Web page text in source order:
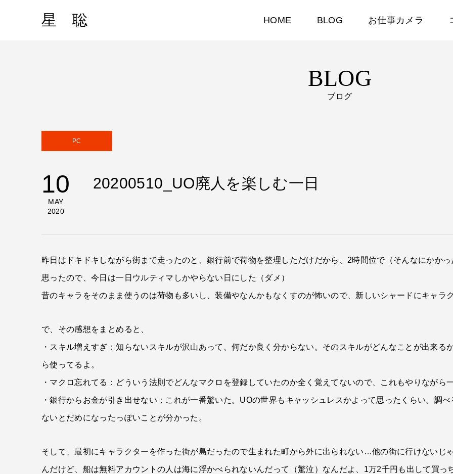
星 聡 HOME BLOG お仕事カメラ
BLOG
ブログ
PC
10
MAY
2020
20200510_UO廃人を楽しむ一日
昨日はドキドキしながら街まで走ったのと、銀行前で荷物を整理しただけだから、2時間位で（そんなにかか
思ったので、今日は一日ウルティマしかやらない日にした（ダメ）
昔のキャラをそのまま使うのは荷物も多いし、装備やなんかもなくすのが怖いので、新しいシャードにキャラ
で、その感想をまとめると、
・スキル増えすぎ：知らないスキルが沢山あって、何だか良く分からない。そのスキルがどんなことが出来
ら使ってるよ。
・マクロ忘れてる：どういう法則でどんなマクロを登録していたのか全く覚えてないので、これもやりながら
・銀行からお金が引き出せない：これが一番驚いた。UOの世界もキャッシュレスかよって思ったくらい。調
ないとだめになったっぽいことが分かった。
そして、最初にキャラクターを作った街が島だったので生まれた町から外に出られない…他の街に行けないじ
んだけど、船は無料アカウントの人は海に浮かべられないんだって（驚泣）なんだよ、1万2千円も出して買